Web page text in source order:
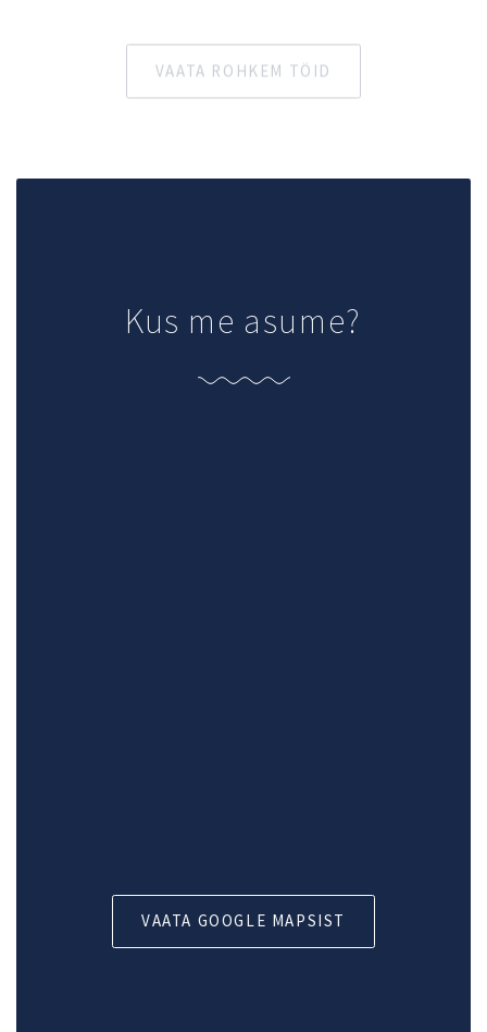
Kus me asume?
VAATA GOOGLE MAPSIST